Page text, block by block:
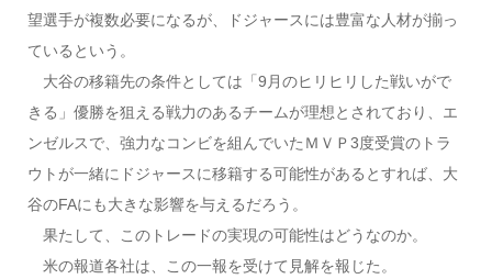
望選手が複数必要になるが、ドジャースには豊富な人材が揃っ
ているという。
大谷の移籍先の条件としては「9月のヒリヒリした戦いがで
きる」優勝を狙える戦力のあるチームが理想とされており、エ
ンゼルスで、強力なコンビを組んでいたＭＶＰ3度受賞のトラ
ウトが一緒にドジャースに移籍する可能性があるとすれば、大
谷のFAにも大きな影響を与えるだろう。
果たして、このトレードの実現の可能性はどうなのか。
米の報道各社は、この一報を受けて見解を報じた。